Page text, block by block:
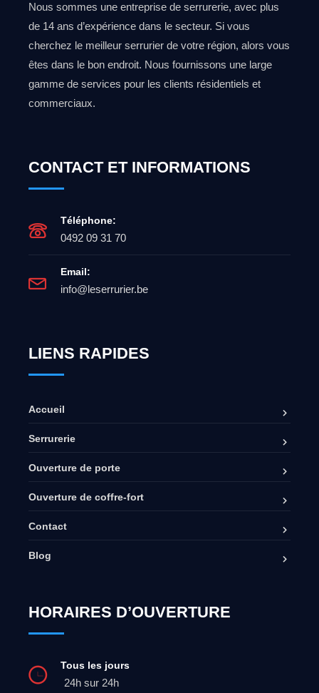
Nous sommes une entreprise de serrurerie, avec plus
de 14 ans d’expérience dans le secteur. Si vous
cherchez le meilleur serrurier de votre région, alors vous
êtes dans le bon endroit. Nous fournissons une large
gamme de services pour les clients résidentiels et
commerciaux.
CONTACT ET INFORMATIONS
Téléphone:
0492 09 31 70
Email:
info@leserrurier.be
LIENS RAPIDES
Accueil
Serrurerie
Ouverture de porte
Ouverture de coffre-fort
Contact
Blog
HORAIRES D’OUVERTURE
Tous les jours
24h sur 24h